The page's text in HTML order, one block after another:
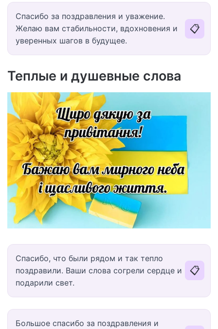
Спасибо за поздравления и уважение.
Желаю вам стабильности, вдохновения и
уверенных шагов в будущее.
📋
Теплые и душевные слова
Спасибо, что были рядом и так тепло
поздравили. Ваши слова согрели сердце и
подарили свет.
📋
Большое спасибо за поздравления и